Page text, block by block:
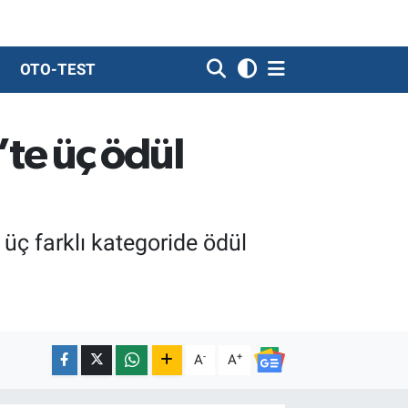
OTO-TEST
üç ödül
farklı kategoride ödül
A- A+